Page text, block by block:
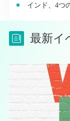
インド、4つ
最新イ